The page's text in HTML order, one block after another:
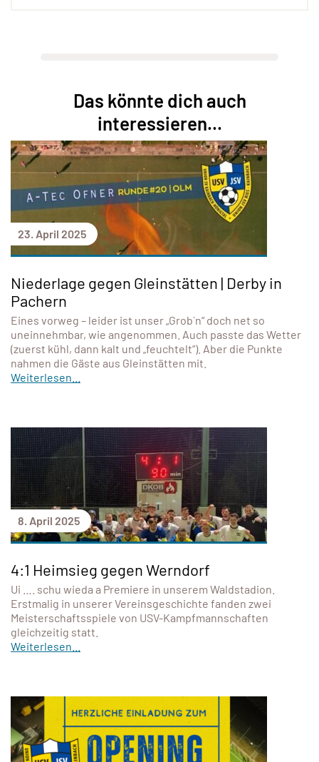
Das könnte dich auch
interessieren...
23. April 2025
Niederlage gegen Gleinstätten | Derby in
Pachern
Eines vorweg – leider ist unser „Grob`n“ doch net so
uneinnehmbar, wie angenommen. Auch passte das Wetter
(zuerst kühl, dann kalt und „feuchtelt“). Aber die Punkte
nahmen die Gäste aus Gleinstätten mit.
Weiterlesen...
8. April 2025
4:1 Heimsieg gegen Werndorf
Ui …. schu wieda a Premiere in unserem Waldstadion.
Erstmalig in unserer Vereinsgeschichte fanden zwei
Meisterschaftsspiele von USV-Kampfmannschaften
gleichzeitig statt.
Weiterlesen...